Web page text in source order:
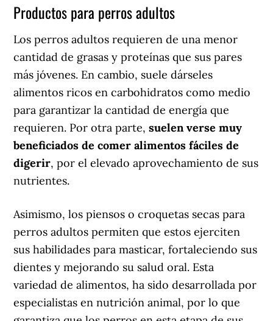
Productos para perros adultos
Los perros adultos requieren de una menor
cantidad de grasas y proteínas que sus pares
más jóvenes. En cambio, suele dárseles
alimentos ricos en carbohidratos como medio
para garantizar la cantidad de energía que
requieren. Por otra parte,suelen verse muy
beneficiados de comer alimentos fáciles de
digerir, por el elevado aprovechamiento de sus
nutrientes.
Asimismo, los piensos o croquetas secas para
perros adultos permiten que estos ejerciten
sus habilidades para masticar, fortaleciendo sus
dientes y mejorando su salud oral. Esta
variedad de alimentos, ha sido desarrollada por
especialistas en nutrición animal, por lo que